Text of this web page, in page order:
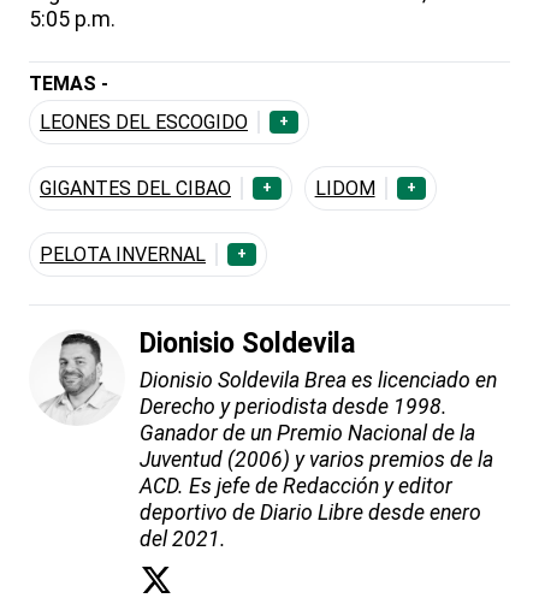
5:05 p.m.
TEMAS -
LEONES DEL ESCOGIDO
+
GIGANTES DEL CIBAO + LIDOM +
PELOTA INVERNAL +
Dionisio Soldevila
Dionisio Soldevila Brea es licenciado en
Derecho y periodista desde 1998.
Ganador de un Premio Nacional de la
Juventud (2006) y varios premios de la
ACD. Es jefe de Redacción y editor
deportivo de Diario Libre desde enero
del 2021.